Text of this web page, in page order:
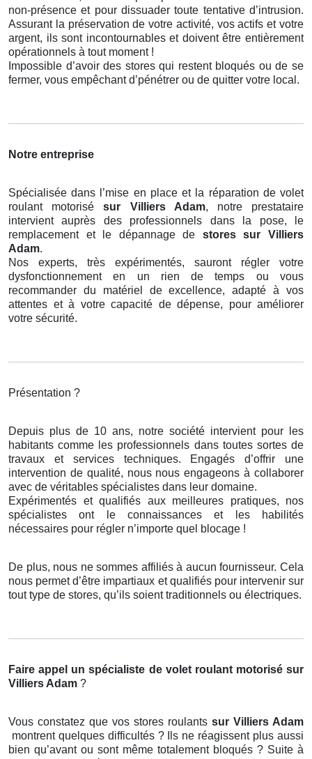
non-présence et pour dissuader toute tentative d’intrusion.
Assurant la préservation de votre activité, vos actifs et votre
argent, ils sont incontournables et doivent être entièrement
opérationnels à tout moment !
Impossible d’avoir des stores qui restent bloqués ou de se
fermer, vous empêchant d’pénétrer ou de quitter votre local.
Notre entreprise
Spécialisée dans l’mise en place et la réparation de volet
roulant motorisésur Villiers Adam, notre prestataire
intervient auprès des professionnels dans la pose, le
remplacement et le dépannage de stores
sur Villiers
Adam.
Nos experts, très expérimentés, sauront régler votre
dysfonctionnement en un rien de temps ou vous
recommander du matériel de excellence, adapté à vos
attentes et à votre capacité de dépense, pour améliorer
votre sécurité.
Présentation ?
Depuis plus de 10 ans, notre société intervient pour les
habitants comme les professionnels dans toutes sortes de
travaux et services techniques. Engagés d’offrir une
intervention de qualité, nous nous engageons à collaborer
avec de véritables spécialistes dans leur domaine.
Expérimentés et qualifiés aux meilleures pratiques, nos
spécialistes ont le connaissances et les habilités
nécessaires pour régler n’importe quel blocage !
De plus, nous ne sommes affiliés à aucun fournisseur. Cela
nous permet d’être impartiaux et qualifiés pour intervenir sur
tout type de stores, qu’ils soient traditionnels ou électriques.
Faire appel un spécialiste de volet roulant motorisé sur
Villiers Adam ?
Vous constatez que vos stores roulants sur Villiers Adam
montrent quelques difficultés ? Ils ne réagissent plus aussi
bien qu’avant ou sont même totalement bloqués ? Suite à